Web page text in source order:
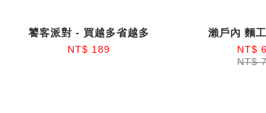
饕客派對 - 買越多省越多
NT$ 189
瀨戶內 麵
NT$
NT$